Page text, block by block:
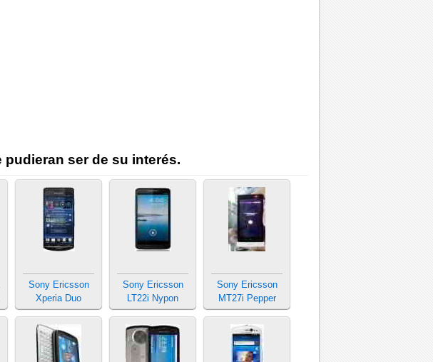
ser de su interés.
Sony Ericsson
Xperia Duo
Sony Ericsson
LT22i Nypon
Sony Ericsson
MT27i Pepper